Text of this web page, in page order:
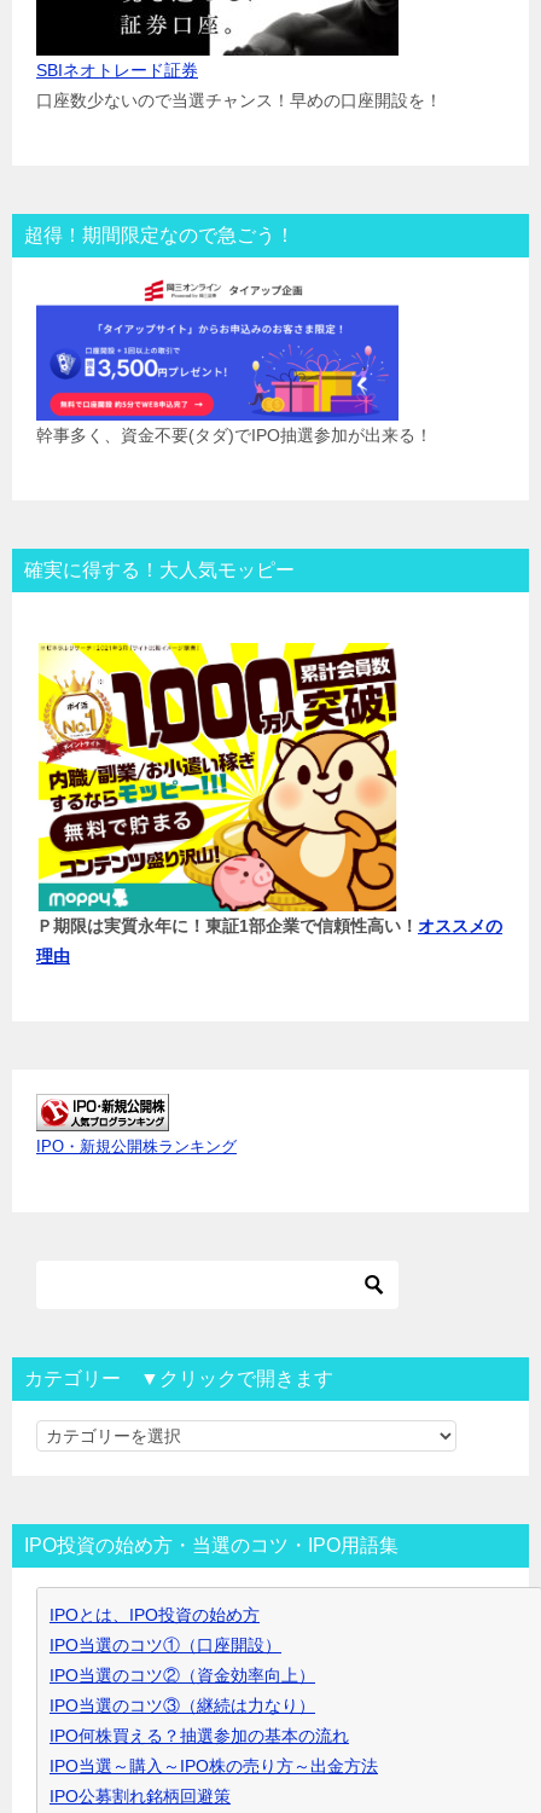
SBIネオトレード証券
口座数少ないので当選チャンス！早めの口座開設を！
超得！期間限定なので急ごう！
幹事多く、資金不要(タダ)でIPO抽選参加が出来る！
確実に得する！大人気モッピー
Ｐ期限は実質永年に！東証1部企業で信頼性高い！ オススメの
理由
IPO・新規公開株ランキング
カテゴリー ▼クリックで開きます
カ
リ
ー
▼
ク
リ
ッ
ク
で
開
き
IPO投資の始め方・当選のコツ・IPO用語集
IPOとは、IPO投資の始め方
IPO当選のコツ①（口座開設）
IPO当選のコツ②（資金効率向上）
IPO当選のコツ③（継続は力なり）
IPO何株買える？抽選参加の基本の流れ
IPO当選～購入～IPO株の売り方～出金方法
IPO公募割れ銘柄回避策